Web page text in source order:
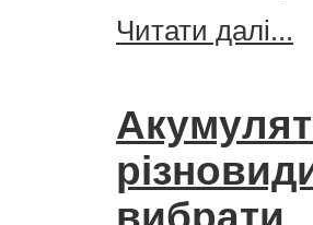
Читати далі...